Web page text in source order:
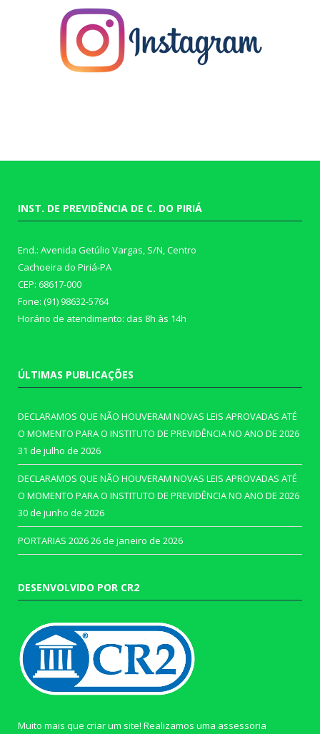
INST. DE PREVIDÊNCIA DE C. DO PIRIÁ
End.: Avenida Getúlio Vargas, S/N, Centro
Cachoeira do Piriá-PA
CEP: 68617-000
Fone: (91) 98632-5764
Horário de atendimento: das 8h às 14h
ÚLTIMAS PUBLICAÇÕES
DECLARAMOS QUE NÃO HOUVERAM NOVAS LEIS APROVADAS ATÉ
O MOMENTO PARA O INSTITUTO DE PREVIDÊNCIA NO ANO DE 2026
31 de julho de 2026
DECLARAMOS QUE NÃO HOUVERAM NOVAS LEIS APROVADAS ATÉ
O MOMENTO PARA O INSTITUTO DE PREVIDÊNCIA NO ANO DE 2026
30 de junho de 2026
PORTARIAS 202626 de janeiro de 2026
DESENVOLVIDO POR CR2
Muito mais que criar um site! Realizamos uma assessoria